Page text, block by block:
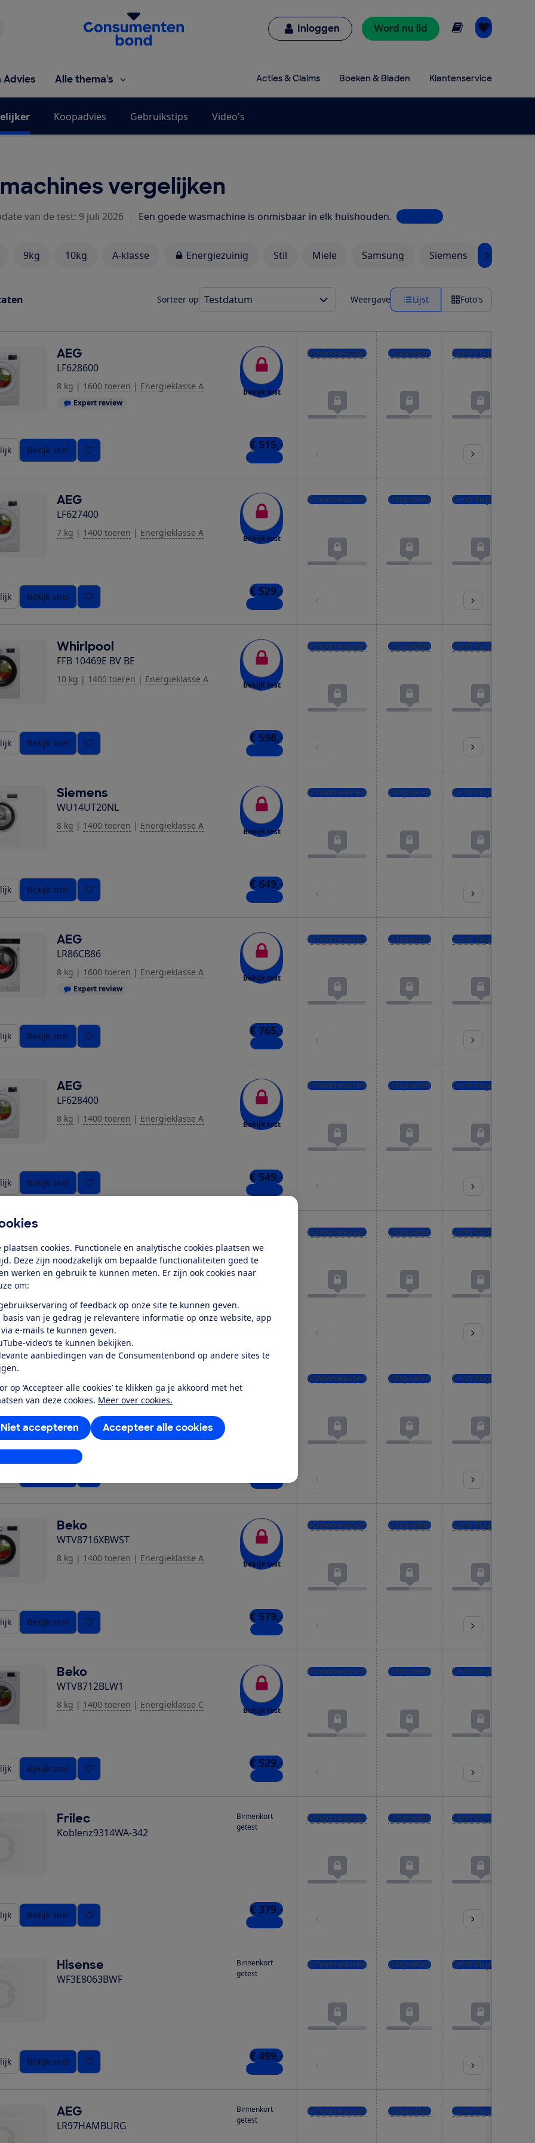
plaatsen cookies. Functionele en analytische cookies plaatsen we
Deze zijn noodzakelijk om bepaalde functionaliteiten goed te
werken en gebruik te kunnen meten. Er zijn ook cookies naar
om:
of feedback op onze site te kunnen geven.
basis van je gedrag je relevantere informatie op onze website, app
e-mails te kunnen geven.
video’s te kunnen bekijken.
aanbiedingen van de Consumentenbond op andere sites te
op ‘Accepteer alle cookies’ te klikken ga je akkoord met het
van deze cookies. Meer over cookies.
Accepteer alle cookies
Niet accepteren
aanpassen
Homepage van de Consumentenbond
Inloggen Word nu lid Online lezen
Advies Alle thema's Acties & Claims Boeken & Bladen Klantenservice
Koopadvies Gebruikstips Video's
toe
vergelijken
van de test: 9 juli 2026 | Een goede wasmachine is onmisbaar in elk huishouden. Lees meer
9kg 10kg A-klasse Energiezuinig Stil Miele Samsung Siemens
Sorteer op Weergave Lijst Foto's
AEG
LF628600
8 kg | 1600 toeren | Energieklasse A
Expert review
Bekijk test
Bekijk snel € 515,-
4 winkels
Schoonwassen Uitspoelen Centrifugeren
AEG
LF627400
7 kg | 1400 toeren | Energieklasse A
Bekijk test
Bekijk snel € 529,-
3 winkels
Schoonwassen Uitspoelen Centrifugeren
Whirlpool
FFB 10469E BV BE
10 kg | 1400 toeren | Energieklasse A
Bekijk test
Bekijk snel € 598,-
3 winkels
Schoonwassen Uitspoelen Centrifugeren
Siemens
WU14UT20NL
8 kg | 1400 toeren | Energieklasse A
Bekijk test
Bekijk snel € 649,-
5 winkels
Schoonwassen Uitspoelen Centrifugeren
AEG
LR86CB86
8 kg | 1600 toeren | Energieklasse A
Expert review
Bekijk test
Bekijk snel € 765,-
1 winkel
Schoonwassen Uitspoelen Centrifugeren
AEG
LF628400
8 kg | 1400 toeren | Energieklasse A
Bekijk test
Bekijk snel € 549,-
4 winkels
Schoonwassen Uitspoelen Centrifugeren
LR6KOLN
8 kg | 1400 toeren | Energieklasse A
Bekijk test
Bekijk snel € 599,-
Schoonwassen Uitspoelen Centrifugeren
L6FBN9ECO
1 winkel
Schoonwassen Uitspoelen Centrifugeren
Beko
WTV8716XBWST
8 kg | 1400 toeren | Energieklasse A
Bekijk test
Bekijk snel € 579,-
1 winkel
Schoonwassen Uitspoelen Centrifugeren
Beko
WTV8712BLW1
8 kg | 1400 toeren | Energieklasse C
Bekijk test
Bekijk snel € 529,-
1 winkel
Schoonwassen Uitspoelen Centrifugeren
Frilec
Koblenz9314WA-342
Binnenkort
getest
Bekijk snel € 379,-
3 winkels
Schoonwassen Uitspoelen Centrifugeren
Hisense
WF3E8063BWF
Binnenkort
getest
Bekijk snel € 499,-
2 winkels
Schoonwassen Uitspoelen Centrifugeren
AEG
LR97HAMBURG
Binnenkort
getest
Schoonwassen Uitspoelen Centrifugeren